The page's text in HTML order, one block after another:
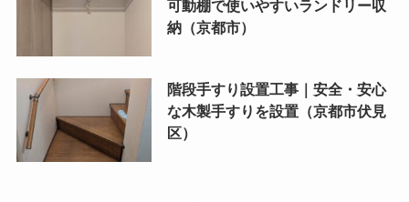
可動棚で使いやすいランドリー収
納（京都市）
階段手すり設置工事｜安全・安心
な木製手すりを設置（京都市伏見
区）